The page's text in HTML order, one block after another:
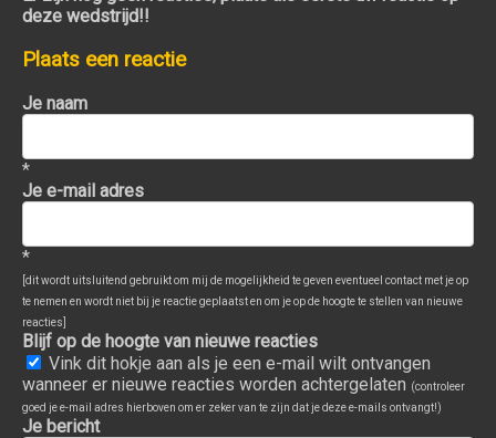
deze wedstrijd!!
Plaats een reactie
Je naam
*
Je e-mail adres
*
[dit wordt uitsluitend gebruikt om mij de mogelijkheid te geven eventueel contact met je op
te nemen en wordt niet bij je reactie geplaatst en om je op de hoogte te stellen van nieuwe
reacties]
Blijf op de hoogte van nieuwe reacties
Vink dit hokje aan als je een e-mail wilt ontvangen
wanneer er nieuwe reacties worden achtergelaten (controleer
goed je e-mail adres hierboven om er zeker van te zijn dat je deze e-mails ontvangt!)
Je bericht